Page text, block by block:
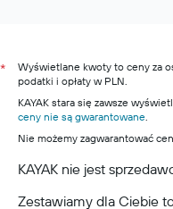
*
Wyświetlane kwoty to ceny za
podatki i opłaty w PLN.
KAYAK stara się zawsze
ceny nie są gwarantowane.
Nie możemy zagwarantować
KAYAK nie jest
Zestawiamy dla Ciebie